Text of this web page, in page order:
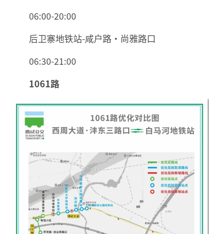
06:00-20:00
后卫寨地铁站-咸户路·尚雅路口
06:30-21:00
1061路